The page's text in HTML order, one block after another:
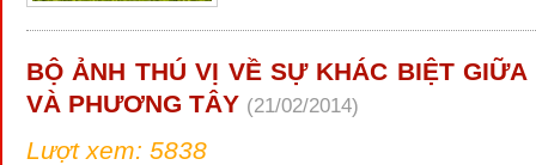
BỘ ẢNH THÚ VỊ VỀ SỰ KHÁC BIỆT
VÀ PHƯƠNG TÂY (21/02/2014)
Lượt xem: 5838